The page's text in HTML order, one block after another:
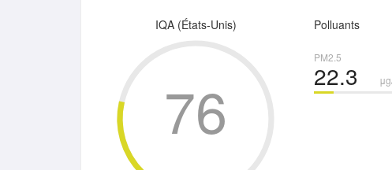
IQA (États-Unis)
76
Polluants
PM2.5
22.3